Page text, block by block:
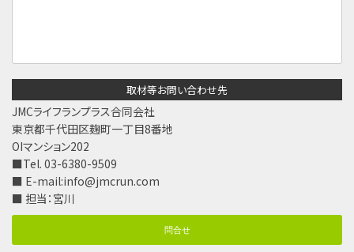
取材等お問い合わせ先
JMCライフランプラス合同会社
東京都千代田区麹町一丁目8番地
OIマンション202
■Tel. 03-6380-9509
■ E-mail:info@jmcrun.com
■ 担当：宮川
問合せ